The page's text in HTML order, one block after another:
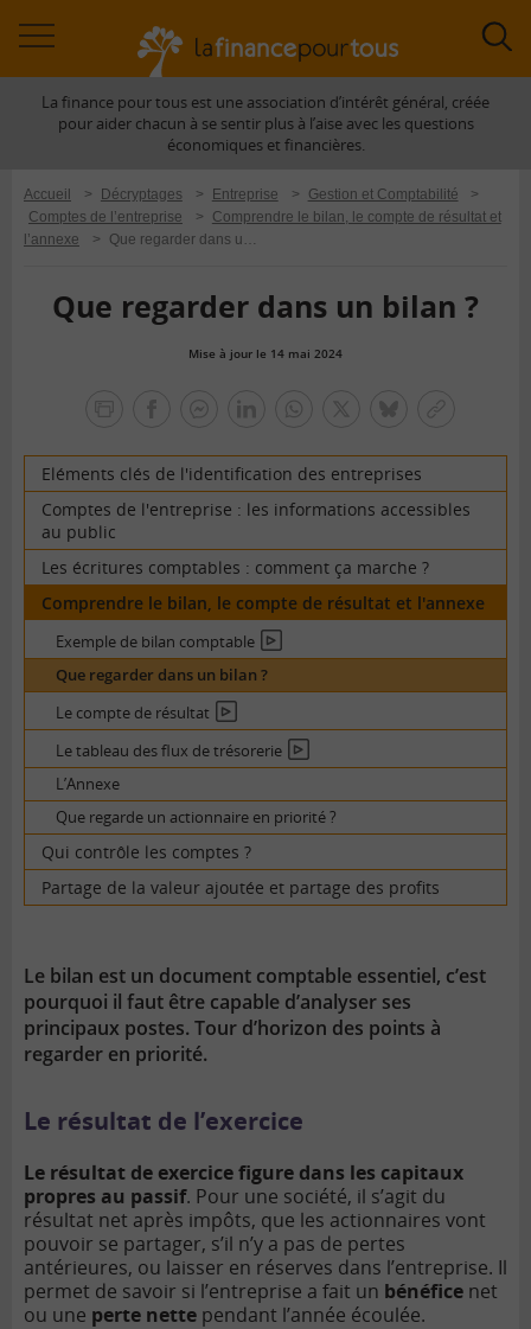
àLa finance pour tous est une association d’intérêt général, créée
pour aider chacun à se sentir plus à l’aise avec les questions
économiques et financières.
Accueil > Décryptages > Entreprise > Gestion et Comptabilité
>
Comptes de l’entreprise
>
Comprendre le bilan, le compte de résultat et
l’annexe
> Que regarder dans un bilan ?
Que regarder dans un bilan ?
Mise à jour le 14 mai 2024
tous
Eléments clés de l'identification des entreprises
Comptes de l'entreprise : les informations accessibles
au public
Les écritures comptables : comment ça marche ?
Comprendre le bilan, le compte de résultat et l'annexe
Exemple de bilan comptableEn
vidéo
Que regarder dans un bilan ?
Le compte de résultat En
Le tableau des flux de trésorerieEn
L’Annexe
Que regarde un actionnaire en priorité ?
Qui contrôle les comptes ?
Partage de la valeur ajoutée et partage des profits
Le bilan est un document comptable essentiel, c’est
pourquoi il faut être capable d’analyser ses
principaux postes. Tour d’horizon des points à
regarder en priorité.
Le résultat de l’exercice
Le résultat de exercice figure dans les capitaux
propres au passif. Pour une société, il s’agit du
résultat net après impôts, que les actionnaires vont
pouvoir se partager, s’il n’y a pas de pertes
antérieures, ou laisser en réserves dans l’entreprise. Il
permet de savoir si l’entreprise a fait un bénéfice net
ou une perte nette pendant l’année écoulée.